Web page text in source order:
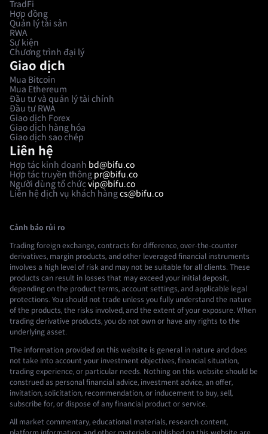
TradFi
Hợp đồng
Quản lý tài sản
RWA
Sự kiện
Chương trình đại lý
Giao dịch
Mua Bitcoin
Mua Ethereum
Đầu tư và quản lý tài chính
Đầu tư RWA
Giao dịch Forex
Giao dịch hàng hóa
Giao dịch sao chép
Liên hệ
Hợp tác kinh doanh bd@bifu.co
Hợp tác truyền thông pr@bifu.co
Người dùng tổ chứcvip@bifu.co
Liên hệ dịch vụ khách hàngcs@bifu.co
Cảnh báo rủi ro
Trading foreign exchange, contracts for difference, over-the-counter
derivatives, margin products, and other leveraged financial instruments
involves a high level of risk and may not be suitable for all clients. These
products can result in losses that may exceed your initial deposit,
depending on the product terms, account settings, and applicable legal
protections. You should not trade unless you fully understand the nature
of the products, the risks involved, and the extent of your exposure. When
trading derivative products, you do not own or have any rights to the
underlying asset.
The information provided on this website is general in nature and does
not take into account your investment objectives, financial situation,
trading experience, or particular needs. Nothing on this website should be
construed as personal financial advice, investment advice, an offer,
invitation, solicitation, recommendation, or inducement to buy, sell,
subscribe for, or dispose of any financial product or service.
All market commentary, educational materials, research content,